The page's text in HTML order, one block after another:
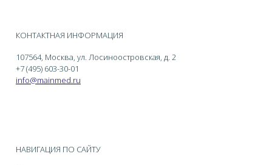
КОНТАКТНАЯ ИНФОРМАЦИЯ
107564, Москва, ул. Лосиноостровская, д. 2
+7 (495) 603-30-01
info@mainmed.ru
НАВИГАЦИЯ ПО САЙТУ